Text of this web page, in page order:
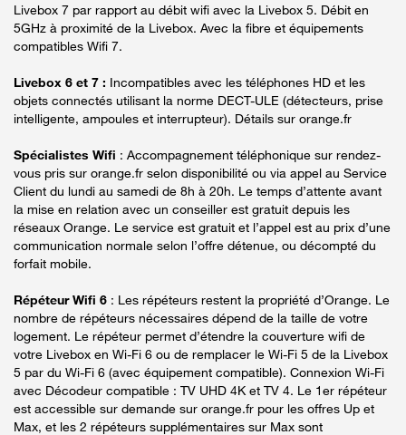
Livebox 7 par rapport au débit wifi avec la Livebox 5. Débit en
5GHz à proximité de la Livebox. Avec la fibre et équipements
compatibles Wifi 7.
Livebox 6 et 7 : Incompatibles avec les téléphones HD et les
objets connectés utilisant la norme DECT-ULE (détecteurs, prise
intelligente, ampoules et interrupteur). Détails sur orange.fr
Spécialistes Wifi : Accompagnement téléphonique sur rendez-
vous pris sur orange.fr selon disponibilité ou via appel au Service
Client du lundi au samedi de 8h à 20h. Le temps d’attente avant
la mise en relation avec un conseiller est gratuit depuis les
réseaux Orange. Le service est gratuit et l’appel est au prix d’une
communication normale selon l’offre détenue, ou décompté du
forfait mobile.
Répéteur Wifi 6 : Les répéteurs restent la propriété d’Orange. Le
nombre de répéteurs nécessaires dépend de la taille de votre
logement. Le répéteur permet d’étendre la couverture wifi de
votre Livebox en Wi-Fi 6 ou de remplacer le Wi-Fi 5 de la Livebox
5 par du Wi-Fi 6 (avec équipement compatible). Connexion Wi-Fi
avec Décodeur compatible : TV UHD 4K et TV 4. Le 1er répéteur
est accessible sur demande sur orange.fr pour les offres Up et
Max, et les 2 répéteurs supplémentaires sur Max sont